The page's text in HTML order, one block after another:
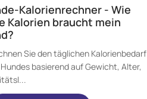
Kalorienrechner - Wie
Kalorien braucht mein
Sie den täglichen Kalorienbedarf
basierend auf Gewicht, Alter,